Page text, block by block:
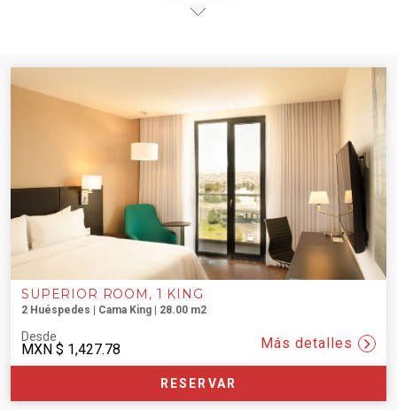
¡LA MEJOR TARIFA AQUÍ!
Cancelación gratuita en todas las tarifas, excepto en
aquellas que son no reembolsables.
SUPERIOR ROOM, 1 KING
2 Huéspedes | Cama King | 28.00 m2
Desde
MXN $ 1,427.78 Más detalles
RESERVAR